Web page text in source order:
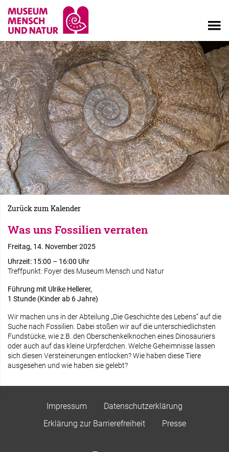
Zurück zum Kalender
Was uns Fossilien verraten
Freitag, 14. November 2025
Uhrzeit: 15:00 – 16:00 Uhr
Treffpunkt: Foyer des Museum Mensch und Natur
Führung mit Ulrike Hellerer,
1 Stunde (Kinder ab 6 Jahre)
Wir machen uns in der Abteilung „Die Geschichte des Lebens“ auf die
Suche nach Fossilien. Dabei stoßen wir auf die unterschiedlichsten
Fundstücke, wie z.B. den Oberschenkelknochen eines Dinosauriers
oder auch auf das kleine Urpferdchen. Welche Geheimnisse lassen
sich diesen Versteinerungen entlocken? Wie haben diese Tiere
ausgesehen und wie haben sie gelebt?
Impressum
Datenschutzerklärung
Erklärung zur Barrierefreiheit
Presse